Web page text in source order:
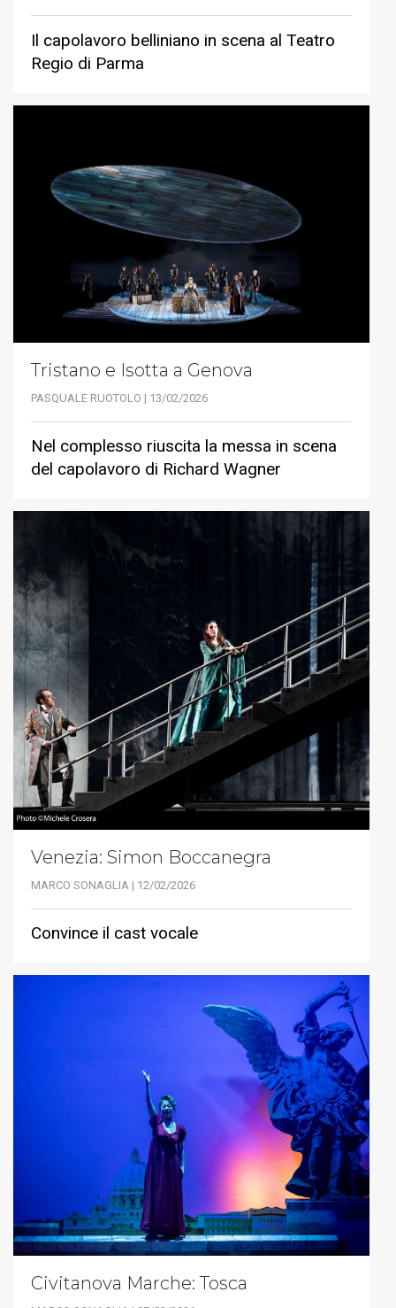
Il capolavoro belliniano in scena al Teatro
Regio di Parma
Tristano e Isotta a Genova
PASQUALE RUOTOLO | 13/02/2026
Nel complesso riuscita la messa in scena
del capolavoro di Richard Wagner
Venezia: Simon Boccanegra
MARCO SONAGLIA | 12/02/2026
Convince il cast vocale
Civitanova Marche: Tosca